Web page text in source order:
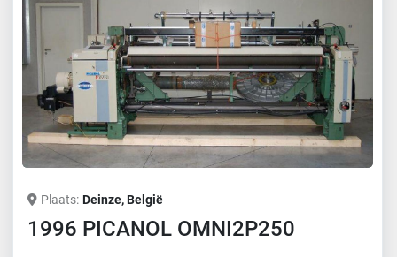
Plaats Deinze, België
1996 PICANOL OMNI2P250